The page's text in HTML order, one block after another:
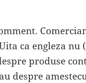
ca engleza
produse
despre